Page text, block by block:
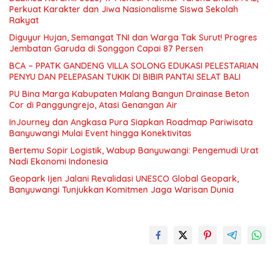
Perkuat Karakter dan Jiwa Nasionalisme Siswa Sekolah
Rakyat
Diguyur Hujan, Semangat TNI dan Warga Tak Surut! Progres
Jembatan Garuda di Songgon Capai 87 Persen
BCA – PPATK GANDENG VILLA SOLONG EDUKASI PELESTARIAN
PENYU DAN PELEPASAN TUKIK DI BIBIR PANTAI SELAT BALI
PU Bina Marga Kabupaten Malang Bangun Drainase Beton
Cor di Panggungrejo, Atasi Genangan Air
InJourney dan Angkasa Pura Siapkan Roadmap Pariwisata
Banyuwangi Mulai Event hingga Konektivitas
Bertemu Sopir Logistik, Wabup Banyuwangi: Pengemudi Urat
Nadi Ekonomi Indonesia
Geopark Ijen Jalani Revalidasi UNESCO Global Geopark,